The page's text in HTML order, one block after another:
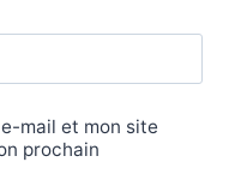
mail et mon site
prochain